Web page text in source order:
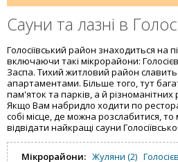
Сауни та лазні в
Голосіївський район знаходиться на
включаючи такі мікрорайони:
Заспа. Тихий житловий район
апартаментами. Більше того, тут
пам'яток та парків, а й
Якщо Вам набридло ходити по
собі місце, де можна розслабитися,
відвідати найкращі сауни
Мікрорайони: Жуляни (2)